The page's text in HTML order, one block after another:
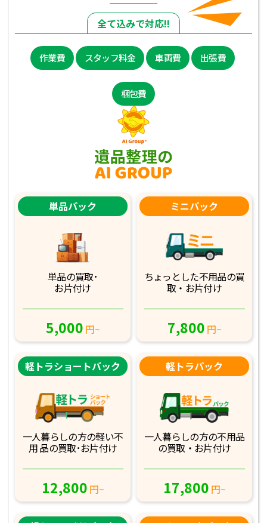
全て込みで対応!!
作業費 スタッフ料金 車両費 出張費
梱包費
単品パック
単品の買取･
お片付け
5,000 円~
ミニパック
ちょっとした不用品の買
取・お片付け
7,800 円~
軽トラショートバック
一人暮らしの方の軽い不
用 品の買取･お片付け
12,800 円~
軽トラパック
一人暮らしの方の不用品
の買取・お片付け
17,800 円~